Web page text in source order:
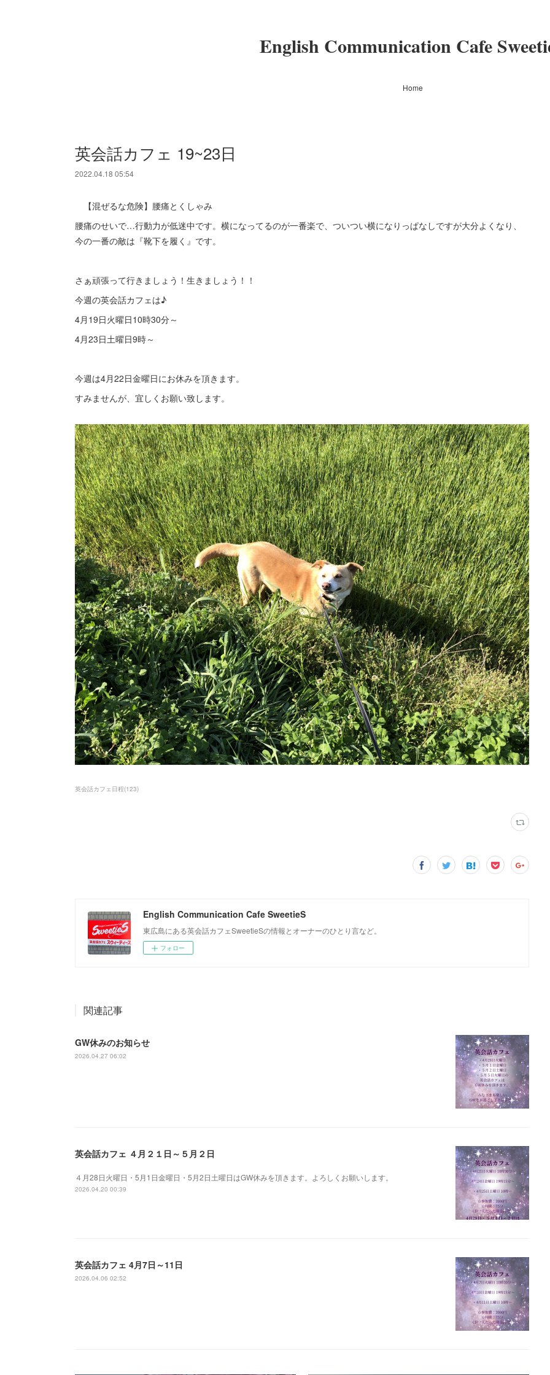
English Communication Cafe
Home
英会話カフェ 19~23日
2022.04.18 05:54
【混ぜるな危険】腰痛とくしゃみ
腰痛のせいで…行動力が低迷中です。横になってるのが一番楽で、ついつい横になりっぱなしですが大分よくなり、
今の一番の敵は『靴下を履く』です。
さぁ頑張って行きましょう！生きましょう！！
今週の英会話カフェは♪
4月19日火曜日10時30分～
4月23日土曜日9時～
今週は4月22日金曜日にお休みを頂きます。
すみませんが、宜しくお願い致します。
英会話カフェ日程(123)
English Communication Cafe SweetieS
東広島にある英会話カフェSweetieSの情報とオーナーのひとり言など。
フォロー
関連記事
GW休みのお知らせ
2026.04.27 06:02
英会話カフェ ４月２１日～５月２日
４月28日火曜日・5月1日金曜日・5月2日土曜日はGW休みを頂きます。よろしくお願いします。
2026.04.20 00:39
英会話カフェ 4月7日～11日
2026.04.06 02:52